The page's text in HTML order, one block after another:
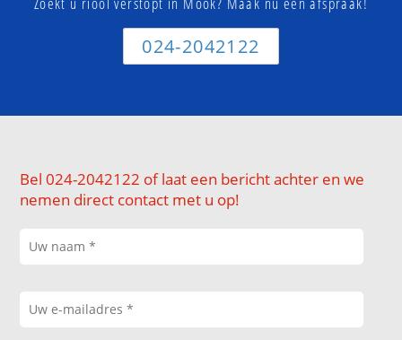
024-2042122
Bel 024-2042122 of laat een bericht achter en we
nemen direct contact met u op!